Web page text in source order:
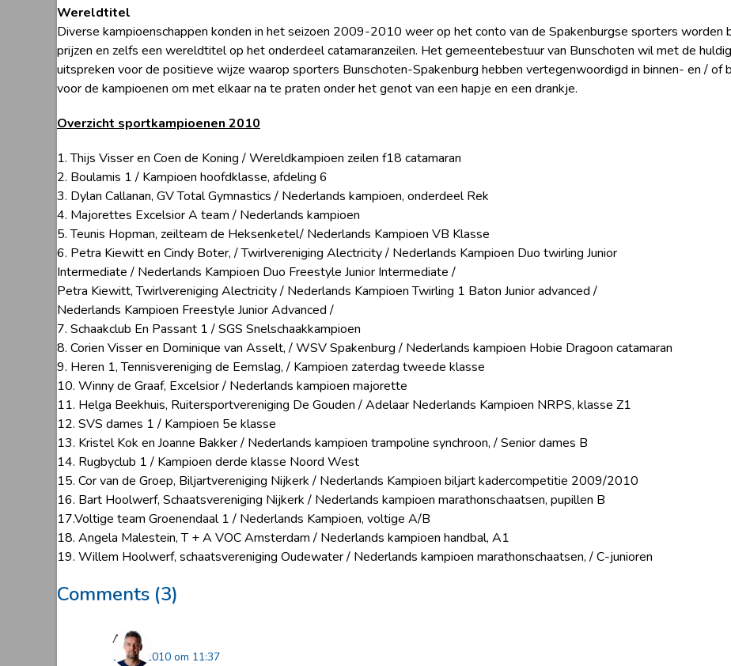
Wereldtitel
Diverse kampioenschappen konden in het seizoen 2009-2010 weer op het conto van de Spakenburgse sporters worden
prijzen en zelfs een wereldtitel op het onderdeel catamaranzeilen. Het gemeentebestuur van Bunschoten wil met de
uitspreken voor de positieve wijze waarop sporters Bunschoten-Spakenburg hebben vertegenwoordigd in binnen- en / of
voor de kampioenen om met elkaar na te praten onder het genot van een hapje en een drankje.
Overzicht sportkampioenen 2010
1. Thijs Visser en Coen de Koning / Wereldkampioen zeilen f18 catamaran
2. Boulamis 1 / Kampioen hoofdklasse, afdeling 6
3. Dylan Callanan, GV Total Gymnastics / Nederlands kampioen, onderdeel Rek
4. Majorettes Excelsior A team / Nederlands kampioen
5. Teunis Hopman, zeilteam de Heksenketel/ Nederlands Kampioen VB Klasse
6. Petra Kiewitt en Cindy Boter, / Twirlvereniging Alectricity / Nederlands Kampioen Duo twirling Junior
Intermediate / Nederlands Kampioen Duo Freestyle Junior Intermediate /
Petra Kiewitt, Twirlvereniging Alectricity / Nederlands Kampioen Twirling 1 Baton Junior advanced /
Nederlands Kampioen Freestyle Junior Advanced /
7. Schaakclub En Passant 1 / SGS Snelschaakkampioen
8. Corien Visser en Dominique van Asselt, / WSV Spakenburg / Nederlands kampioen Hobie Dragoon catamaran
9. Heren 1, Tennisvereniging de Eemslag, / Kampioen zaterdag tweede klasse
10. Winny de Graaf, Excelsior / Nederlands kampioen majorette
11. Helga Beekhuis, Ruitersportvereniging De Gouden / Adelaar Nederlands Kampioen NRPS, klasse Z1
12. SVS dames 1 / Kampioen 5e klasse
13. Kristel Kok en Joanne Bakker / Nederlands kampioen trampoline synchroon, / Senior dames B
14. Rugbyclub 1 / Kampioen derde klasse Noord West
15. Cor van de Groep, Biljartvereniging Nijkerk / Nederlands Kampioen biljart kadercompetitie 2009/2010
16. Bart Hoolwerf, Schaatsvereniging Nijkerk / Nederlands kampioen marathonschaatsen, pupillen B
17.Voltige team Groenendaal 1 / Nederlands Kampioen, voltige A/B
18. Angela Malestein, T + A VOC Amsterdam / Nederlands kampioen handbal, A1
19. Willem Hoolwerf, schaatsvereniging Oudewater / Nederlands kampioen marathonschaatsen, / C-junioren
Comments (3)
Arjen
13 juli 2010 om 11:37